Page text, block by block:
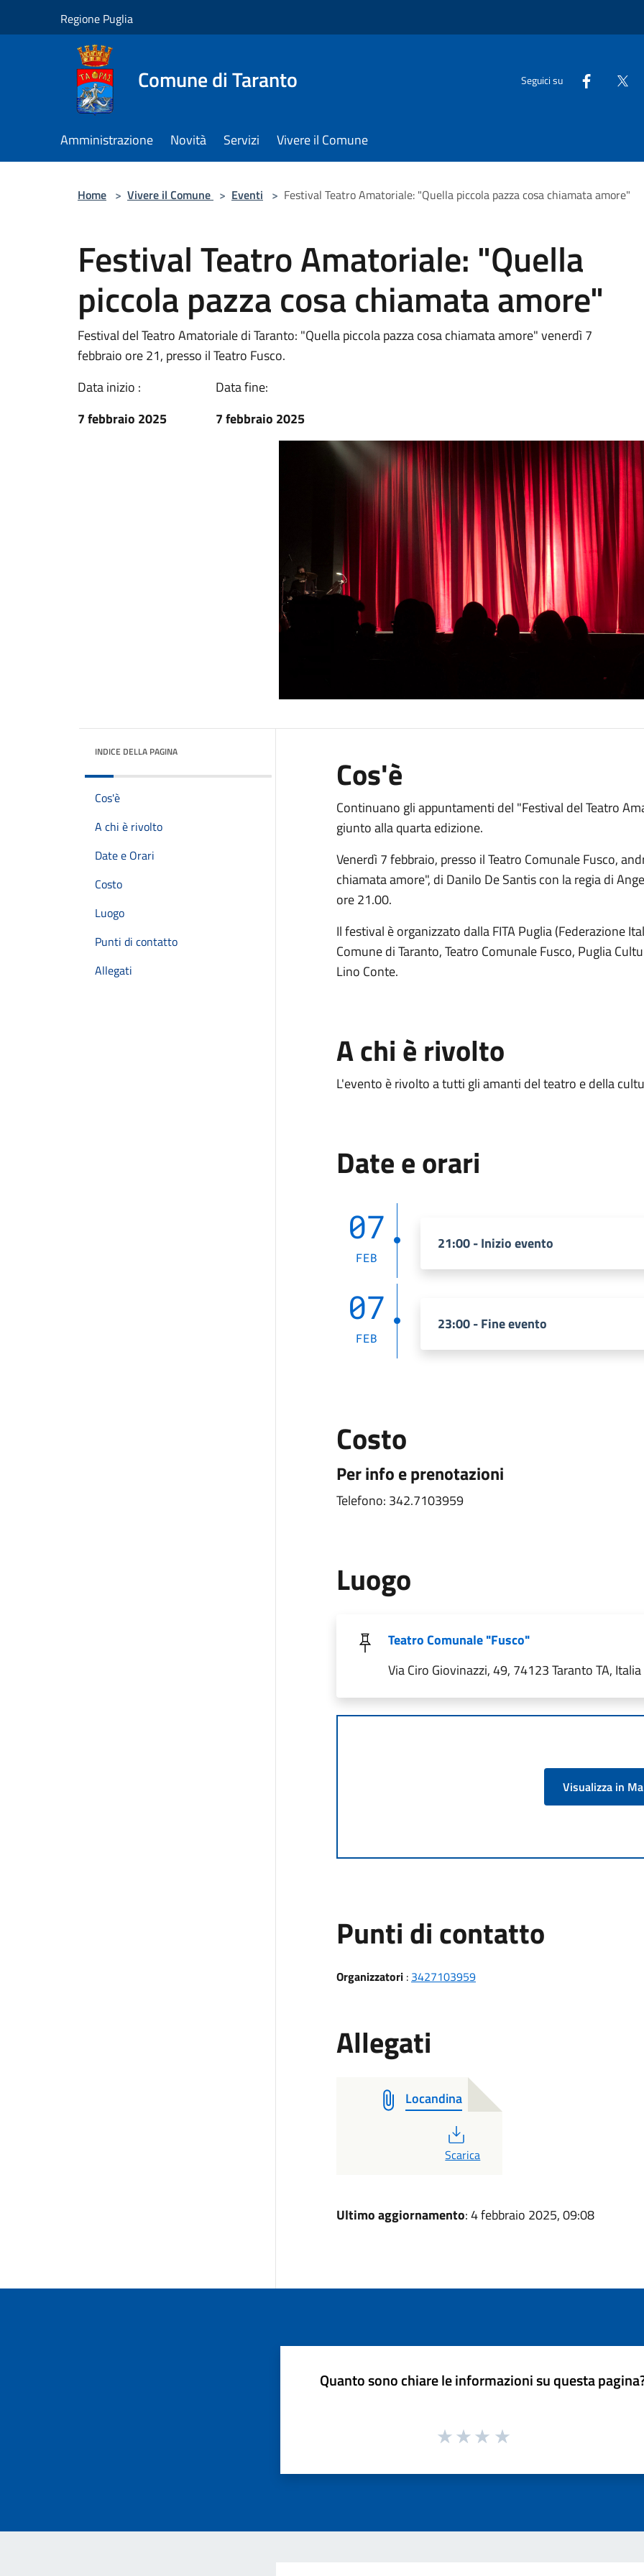
Regione Puglia
Comune di Taranto Seguici su
Amministrazione Novità Servizi Vivere il Comune
Home > Vivere il Comune > Eventi > Festival Teatro Amatoriale: "Quella piccola pazza cosa chiamata amore"
Festival Teatro Amatoriale: "Quella
piccola pazza cosa chiamata amore"
Festival del Teatro Amatoriale di Taranto: "Quella piccola pazza cosa chiamata amore" venerdì 7
febbraio ore 21, presso il Teatro Fusco.
Data inizio :
7 febbraio 2025
Data fine:
7 febbraio 2025
INDICE DELLA PAGINA
Cos'è
A chi è rivolto
Date e Orari
Costo
Luogo
Punti di contatto
Allegati
Cos'è
Continuano gli appuntamenti del "Festival del Teatro
giunto alla quarta edizione.
Venerdì 7 febbraio, presso il Teatro Comunale Fusco,
chiamata amore", di Danilo De Santis con la regia di
ore 21.00.
Il festival è organizzato dalla FITA Puglia (Federazione
Comune di Taranto, Teatro Comunale Fusco, Puglia
Lino Conte.
A chi è rivolto
L'evento è rivolto a tutti gli amanti del teatro e della
Date e orari
07
FEB
21:00 - Inizio evento
07
FEB
23:00 - Fine evento
Costo
Per info e prenotazioni
Telefono: 342.7103959
Luogo
Teatro Comunale "Fusco"
Via Ciro Giovinazzi, 49, 74123 Taranto TA, Italia
Visualizza in
Punti di contatto
Organizzatori: 3427103959
Allegati
Locandina
PDF
Scarica
Ultimo aggiornamento: 4 febbraio 2025, 09:08
Quanto sono chiare le informazioni su questa